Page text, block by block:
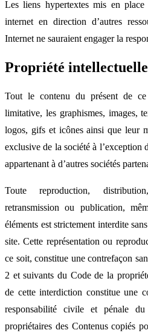
Les liens hypertextes mis en
internet en direction d’autres
Internet ne sauraient engager la
Propriété
Tout le contenu du présent de
limitative, les graphismes, images,
logos, gifs et icônes ainsi que leur
exclusive de la société à l’exception
appartenant à d’autres sociétés
Toute reproduction,
retransmission ou publication,
éléments est strictement interdite
site. Cette représentation ou
ce soit, constitue une contrefaçon
2 et suivants du Code de la
de cette interdiction constitue une
responsabilité civile et pénale
propriétaires des Contenus copiés